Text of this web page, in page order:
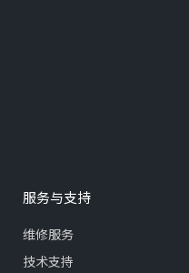
服务与支持
维修服务
技术支持